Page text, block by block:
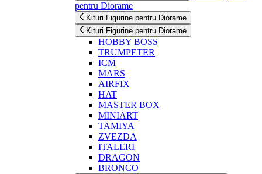
pentru Diorame
Kituri Figurine pentru Diorame
Kituri Figurine pentru Diorame
HOBBY BOSS
TRUMPETER
ICM
MARS
AIRFIX
HAT
MASTER BOX
MINIART
TAMIYA
ZVEZDA
ITALERI
DRAGON
BRONCO